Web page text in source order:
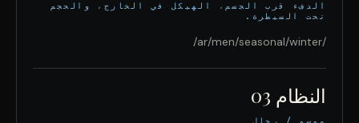
الدفء قرب الجسم، الهيكل في الخارج، والحجم
تحت السيطرة.
/ar/men/seasonal/winter/
النظام 03